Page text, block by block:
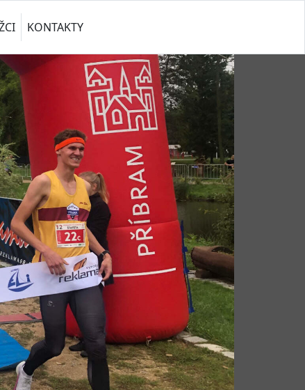
KONTAKTY